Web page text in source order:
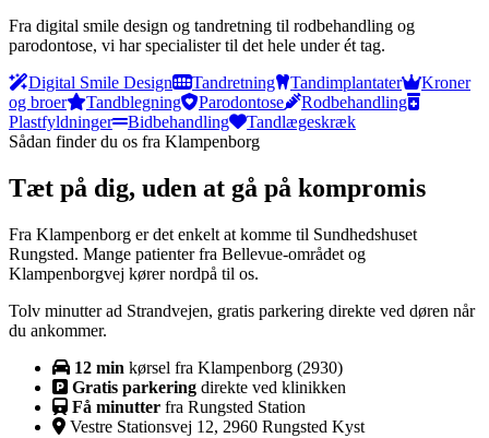
Fra digital smile design og tandretning til rodbehandling og
parodontose, vi har specialister til det hele under ét tag.
Digital Smile Design
Tandretning Tandimplantater
Kroner
og broer
Tandblegning Parodontose
Rodbehandling
Plastfyldninger
Bidbehandling
Tandlægeskræk
Sådan finder du os fra Klampenborg
Tæt på dig, uden at gå på kompromis
Fra Klampenborg er det enkelt at komme til Sundhedshuset
Rungsted. Mange patienter fra Bellevue-området og
Klampenborgvej kører nordpå til os.
Tolv minutter ad Strandvejen, gratis parkering direkte ved døren når
du ankommer.
12 min kørsel fra Klampenborg (2930)
Gratis parkering direkte ved klinikken
Få minutter fra Rungsted Station
Vestre Stationsvej 12, 2960 Rungsted Kyst